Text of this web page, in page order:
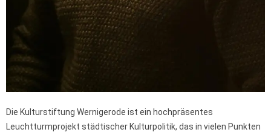
Die Kulturstiftung Wernigerode ist ein hochpräsentes
Leuchtturmprojekt städtischer Kulturpolitik, das in vielen Punkten